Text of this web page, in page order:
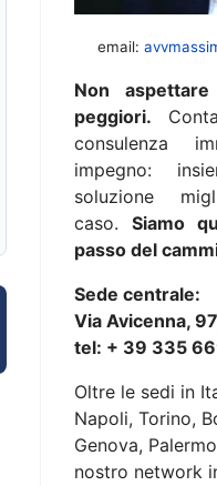
email:
Non
peggiori.
consulenza
impegno:
soluzione
caso. Siamo
passo del
Sede centrale:
Via Avicenna,
tel: + 39 335
Oltre le sedi in
Napoli, Torino,
Genova,
nostro network